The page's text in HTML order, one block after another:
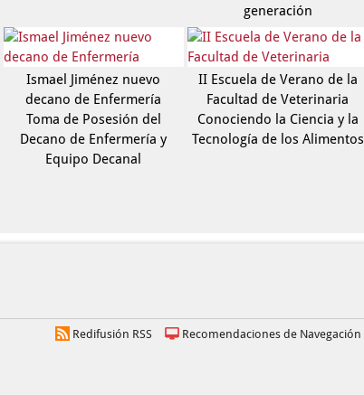
generación
Ismael Jiménez nuevo
decano de Enfermería
Toma de Posesión del
Decano de Enfermería y
Equipo Decanal
II Escuela de Verano de la
Facultad de Veterinaria
Conociendo la Ciencia y la
Tecnología de los Alimentos
Redifusión RSS Recomendaciones de Navegación